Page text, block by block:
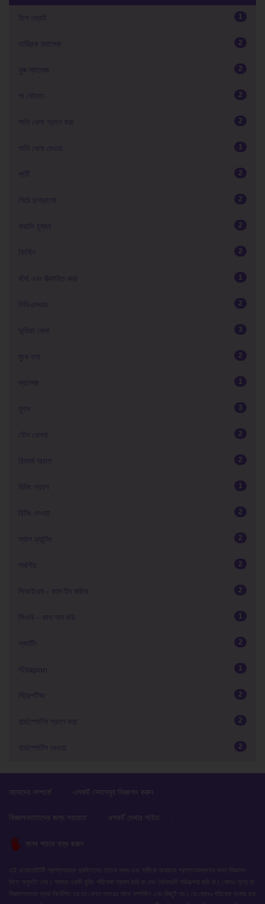
ডিপ থ্রোট 1
তান্ত্রিক ম্যাসেজ 2
নুরু ম্যাসেজ 2
পা যৌনতা 2
পানি খেলা গ্রহণ করা 2
পানি খেলা দেওয়া 1
পার্টি 2
পিঠে চাপড়ানো 2
ফরাসি চুম্বন 2
ফিস্টিং 2
বাঁধা এবং উত্সাহিত করা 1
বিডিএসএম 2
ভূমিকা খেলা 3
মুখে বসা 2
ম্যাসেজ 1
যুগল 3
যৌন খেলনা 2
রিভার্স অরাল 2
রিমিং গ্রহণ 1
রিমিং দেওয়া 2
ল্যাপ ড্যান্সিং 2
সমর্পিত 2
সিআইএম - কাম ইন মাউথ 2
সিওবি - কাম অন বডি 1
স্কার্টিং 2
স্ট্রapon 1
স্ট্রিপটিজ 2
হার্ডস্পোর্টস গ্রহণ করা 2
হার্ডস্পোর্টস দেওয়া 2
আমাদের সম্পর্কে এসকর্ট সেবাসমূহ বিজ্ঞাপন করুন
বিজ্ঞাপনদাতাদের জন্য সহায়তা এসকর্ট দেখার গাইড
মানব পাচার বন্ধ করুন
এই ওয়েবসাইটটি প্রাপ্তবয়স্ক ব্যক্তিদের তাদের সময় এবং সঙ্গীকে অন্যান্য প্রাপ্তবয়স্কদের জন্য বিজ্ঞাপন
দিতে অনুমতি দেয়। আমরা একটি বুকিং পরিষেবা প্রদান করি না এবং বৈঠকগুলি পরিকল্পনা করি না। কোনও মূল্য যা
বিজ্ঞাপনদাতার দ্বারা নির্দেশিত হয় তা কেবল সময়ের সাথে সম্পর্কিত এবং কিছুই নয়। যে কোনও পরিষেবা অফার করা